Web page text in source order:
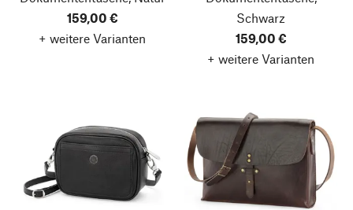
159,00 €
+ weitere Varianten
Schwarz
159,00 €
+ weitere Varianten